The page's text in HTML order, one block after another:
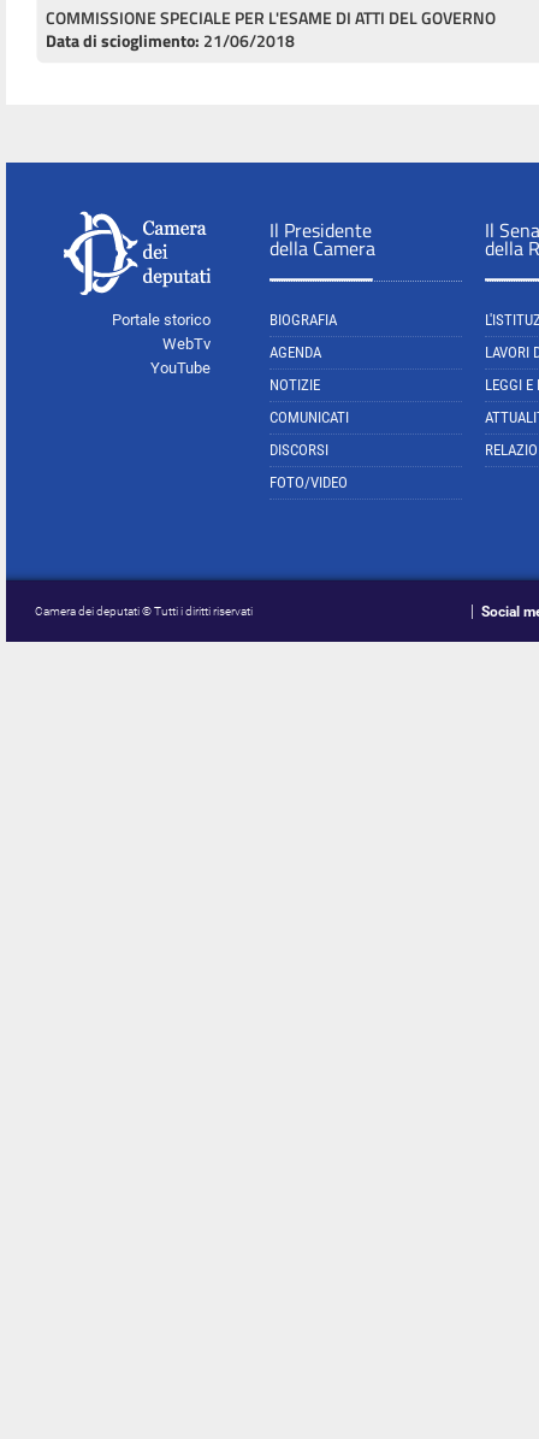
COMMISSIONE SPECIALE PER L'ESAME DI ATTI DEL GOVERNO
Data di scioglimento: 21/06/2018
Portale storico
WebTv
YouTube
Il Presidente
della Camera
BIOGRAFIA
AGENDA
NOTIZIE
COMUNICATI
DISCORSI
FOTO/VIDEO
Il
della
LAVORI
LEGGI E
Camera dei deputati © Tutti i diritti riservati Social